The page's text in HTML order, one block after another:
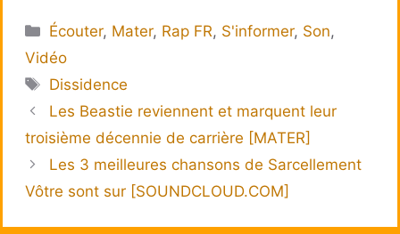
Catégories
Écouter, Mater, Rap FR, S'informer, Son,
Vidéo
Étiquettes
Dissidence
Les Beastie reviennent et marquent leur
troisième décennie de carrière [MATER]
Les 3 meilleures chansons de Sarcellement
Vôtre sont sur [SOUNDCLOUD.COM]